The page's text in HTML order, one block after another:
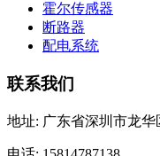
霍尔传感器
断路器
配电系统
联系我们
地址: 广东省深圳市龙